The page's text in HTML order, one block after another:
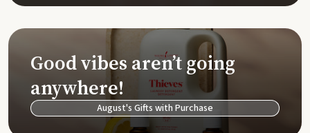
Good vibes aren’t going
anywhere!
August's Gifts with Purchase